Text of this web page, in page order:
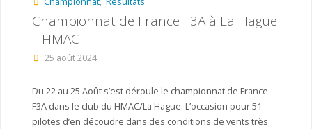
Championnat de France F3A à La Hague
– HMAC
25 août 2024
Du 22 au 25 Août s’est déroule le championnat de France
F3A dans le club du HMAC/La Hague. L’occasion pour 51
pilotes d’en découdre dans des conditions de vents très